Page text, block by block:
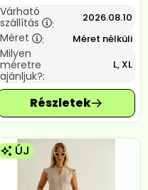
Várható
szállítás
: 2026.08.10
Méret : Méret nélküli
Milyen
méretre
ajánljuk?:
L, XL
ÚJ